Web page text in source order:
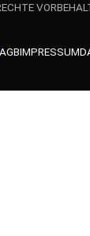
AGBIMPRESSUM